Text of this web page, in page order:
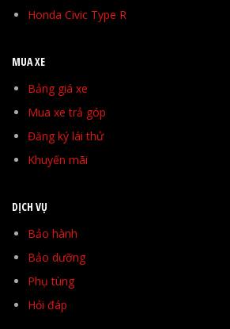
Honda Civic Type R
MUA XE
Bảng giá xe
Mua xe trả góp
Đăng ký lái thử
Khuyến mãi
DỊCH VỤ
Bảo hành
Bảo dưỡng
Phụ tùng
Hỏi đáp